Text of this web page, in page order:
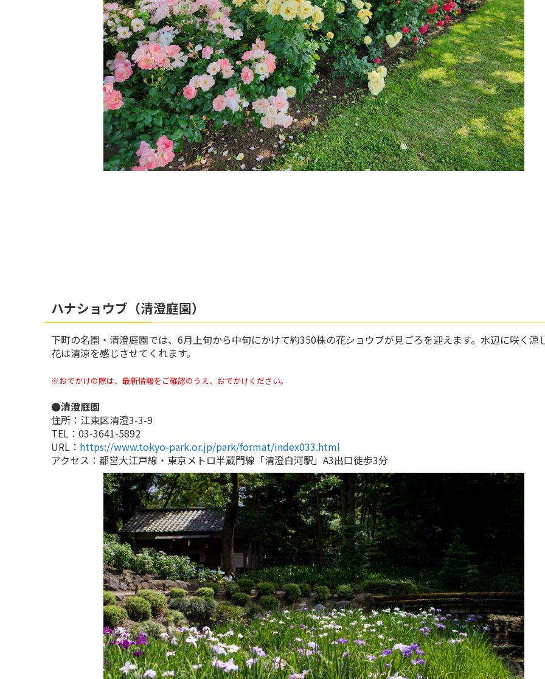
ハナショウブ（清澄庭園）
下町の名園・清澄庭園では、6月上旬から中旬にかけて約350株の花ショウブが見ごろを迎えます。水辺に咲く涼
花は清涼を感じさせてくれます。
※おでかけの際は、最新情報をご確認のうえ、おでかけください。
●清澄庭園
住所：江東区清澄3-3-9
TEL：03-3641-5892
URL： https://www.tokyo-park.or.jp/park/format/index033.html
アクセス：都営大江戸線・東京メトロ半蔵門線「清澄白河駅」A3出口徒歩3分